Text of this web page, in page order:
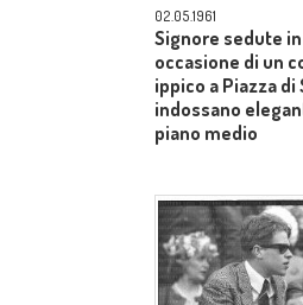
02.05.1961
Signore sedute
occasione di un
ippico a Piazza di
indossano
piano medio